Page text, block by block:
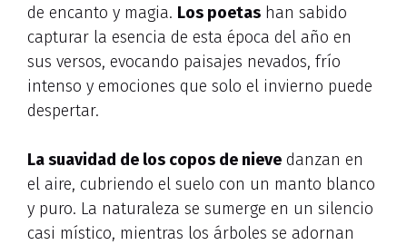
de encanto y magia. Los poetas han sabido
capturar la esencia de esta época del año en
sus versos, evocando paisajes nevados, frío
intenso y emociones que solo el invierno puede
despertar.
La suavidad de los copos de nieve danzan en
el aire, cubriendo el suelo con un manto blanco
y puro. La naturaleza se sumerge en un silencio
casi místico, mientras los árboles se adornan